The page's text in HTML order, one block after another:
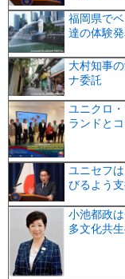
福岡県で
達の体験
大村知事
ナ委託
ユニクロ
ランドと
ユニセフ
びるよう
小池都政
多文化共